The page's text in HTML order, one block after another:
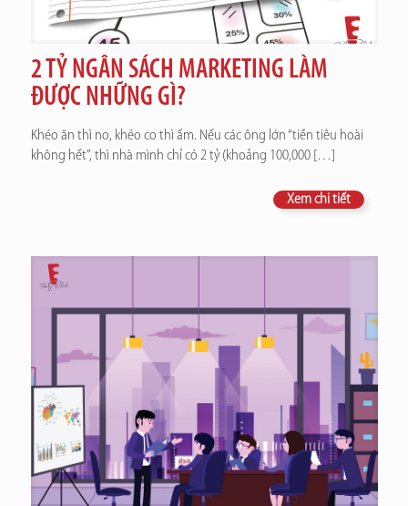
2 TỶ NGÂN SÁCH MARKETING LÀM
ĐƯỢC NHỮNG GÌ?
Khéo ăn thì no, khéo co thì ấm. Nếu các ông lớn “tiền tiêu hoài
không hết”, thì nhà mình chỉ có 2 tỷ (khoảng 100,000[…]
Xem chi tiết